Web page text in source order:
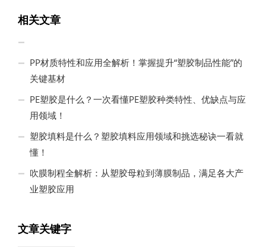
相关文章
PP材质特性和应用全解析！掌握提升“塑胶制品性能”的
关键基材
PE塑胶是什么？一次看懂PE塑胶种类特性、优缺点与应
用领域！
塑胶填料是什么？塑胶填料应用领域和挑选秘诀一看就
懂！
吹膜制程全解析：从塑胶母粒到薄膜制品，满足各大产
业塑胶应用
文章关键字